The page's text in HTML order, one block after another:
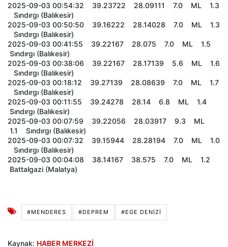
2025-09-03 00:54:32 39.23722 28.09111 7.0 ML 1.3
Sındırgı (Balıkesir)
2025-09-03 00:50:50 39.16222 28.14028 7.0 ML 1.3
Sındırgı (Balıkesir)
2025-09-03 00:41:55 39.22167 28.075 7.0 ML 1.5
Sındırgı (Balıkesir)
2025-09-03 00:38:06 39.22167 28.17139 5.6 ML 1.6
Sındırgı (Balıkesir)
2025-09-03 00:18:12 39.27139 28.08639 7.0 ML 1.7
Sındırgı (Balıkesir)
2025-09-03 00:11:55 39.24278 28.14 6.8 ML 1.4
Sındırgı (Balıkesir)
2025-09-03 00:07:59 39.22056 28.03917 9.3 ML
1.1 Sındırgı (Balıkesir)
2025-09-03 00:07:32 39.15944 28.28194 7.0 ML 1.0
Sındırgı (Balıkesir)
2025-09-03 00:04:08 38.14167 38.575 7.0 ML 1.2
Battalgazi (Malatya)
#MENDERES #DEPREM #EGE DENIZI
Kaynak: HABER MERKEZİ